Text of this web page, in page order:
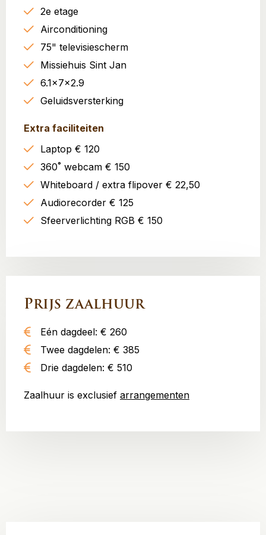
2e etage
Airconditioning
75" televisiescherm
Missiehuis Sint Jan
6.1x7x2.9
Geluidsversterking
Extra faciliteiten
Laptop € 120
360˚ webcam € 150
Whiteboard / extra flipover € 22,50
Audiorecorder € 125
Sfeerverlichting RGB € 150
Prijs zaalhuur
Eén dagdeel: € 260
Twee dagdelen: € 385
Drie dagdelen: € 510
Zaalhuur is exclusief arrangementen